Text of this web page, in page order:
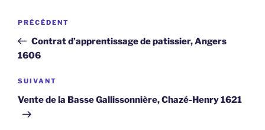
Navigation
l’article
Article
précédent
PRÉCÉDENT
Contrat d’apprentissage de patissier, Angers
1606
Article
suivant
SUIVANT
Vente de la Basse Gallissonnière, Chazé-Henry 1621